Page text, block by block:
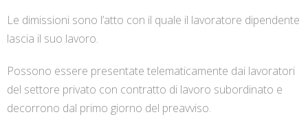
Le dimissioni sono l’atto con il quale il lavoratore dipendente
lascia il suo lavoro.
Possono essere presentate telematicamente dai lavoratori
del settore privato con contratto di lavoro subordinato e
decorrono dal primo giorno del preavviso.